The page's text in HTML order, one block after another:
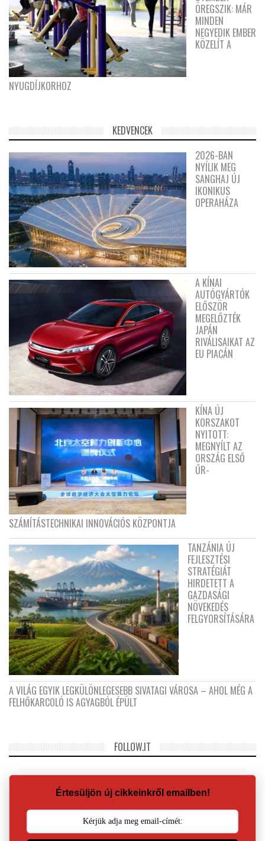
ÖREGSZIK: MÁR
MINDEN
NEGYEDIK EMBER
KÖZELÍT A
NYUGDÍJKORHOZ
KEDVENCEK
2026-BAN
NYÍLIK MEG
SANGHAJ ÚJ
IKONIKUS
OPERAHÁZA
A KÍNAI
AUTÓGYÁRTÓK
ELŐSZÖR
MEGELŐZTÉK
JAPÁN
RIVÁLISAIKAT AZ
EU PIACÁN
KÍNA ÚJ
KORSZAKOT
NYITOTT:
MEGNYÍLT AZ
ORSZÁG ELSŐ
ŰR-
SZÁMÍTÁSTECHNIKAI INNOVÁCIÓS KÖZPONTJA
TANZÁNIA ÚJ
FEJLESZTÉSI
STRATÉGIÁT
HIRDETETT A
GAZDASÁGI
NÖVEKEDÉS
FELGYORSÍTÁSÁRA
A VILÁG EGYIK LEGKÜLÖNLEGESEBB SIVATAGI VÁROSA – AHOL MÉG A
FELHŐKARCOLÓ IS AGYAGBÓL ÉPÜLT
FOLLOW.IT
Értesüljön új cikkeinkről emailben!